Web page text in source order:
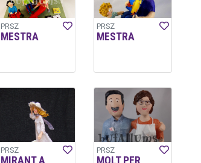
PRSZ
MESTRA
PRSZ
MESTRA
PRSZ
MIRANT A
PRSZ
MOLT PER